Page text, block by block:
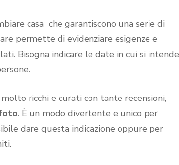
casa che garantiscono una serie di
permette di evidenziare esigenze e
Bisogna indicare le date in cui si intende
ricchi e curati con tante recensioni,
. È un modo divertente e unico per
dare questa indicazione oppure per